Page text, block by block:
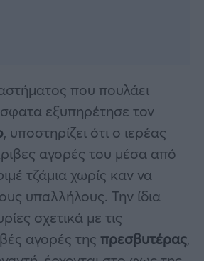
που πουλάει
εξυπηρέτησε τον
, υποστηρίζει ότι ο ιερέας
αγορές του μέσα από
τζάμια χωρίς καν να
υπαλλήλους. Την ίδια
σχετικά με τις
αγορές της πρεσβυτέρας,